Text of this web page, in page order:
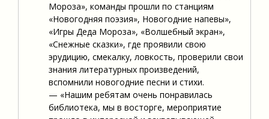
Мороза», команды прошли по станциям
«Новогодняя поэзия», Новогодние напевы»,
«Игры Деда Мороза», «Волшебный экран»,
«Снежные сказки», где проявили свою
эрудицию, смекалку, ловкость, проверили свои
знания литературных произведений,
вспомнили новогодние песни и стихи.
— «Нашим ребятам очень понравилась
библиотека, мы в восторге, мероприятие